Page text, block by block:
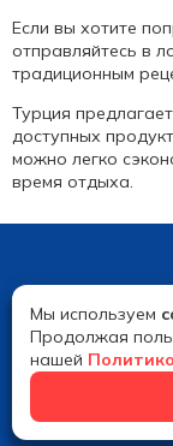
Если вы хотите
отправляйтесь в
традиционным
Турция
доступных
можно легко
время отдыха.
Мы используем
Продолжая
нашей